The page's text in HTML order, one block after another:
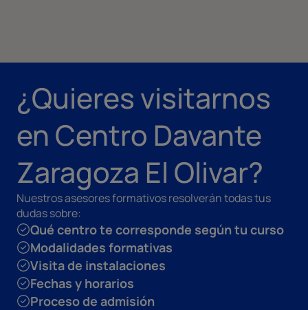
¿Quieres visitarnos
en Centro Davante
Zaragoza El Olivar?
Nuestros asesores formativos resolverán todas tus
dudas sobre:
Qué centro te corresponde según tu curso
Modalidades formativas
Visita de instalaciones
Fechas y horarios
Proceso de admisión